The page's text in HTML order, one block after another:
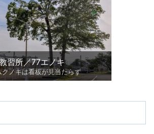
習所／77エノキ
クノキは看板が見当たらず